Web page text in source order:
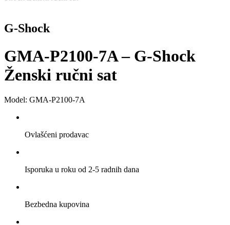
G-Shock
GMA-P2100-7A – G-Shock
Ženski ručni sat
Model: GMA-P2100-7A
Ovlašćeni prodavac
Isporuka u roku od 2-5 radnih dana
Bezbedna kupovina